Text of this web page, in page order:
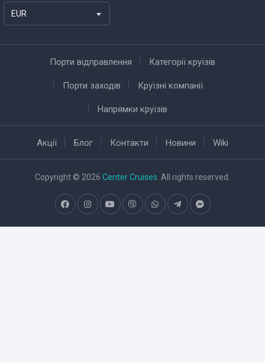
EUR
Порти відправлення Категорії круїзів
Порти заходів Круїзні компанії
Напрямки круїзів
Акції Блог Контакти Новини Wiki
Copyright © 2026 Center Cruises. All rights reserved.